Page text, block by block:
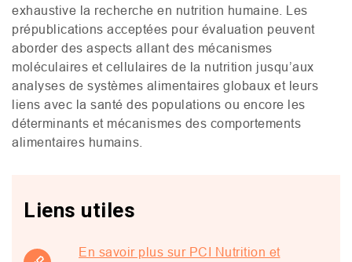
exhaustive la recherche en nutrition humaine. Les
prépublications acceptées pour évaluation peuvent
aborder des aspects allant des mécanismes
moléculaires et cellulaires de la nutrition jusqu’aux
analyses de systèmes alimentaires globaux et leurs
liens avec la santé des populations ou encore les
déterminants et mécanismes des comportements
alimentaires humains.
Liens utiles
En savoir plus sur PCI Nutrition et